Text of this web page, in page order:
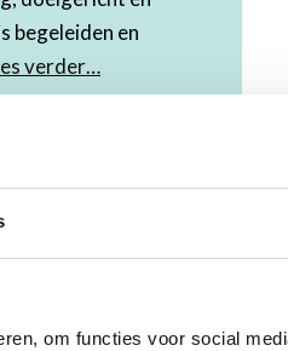
om functies voor social
begeleiden en
verder…
vaak als
medewerkers.
Werk je samen
inzet in